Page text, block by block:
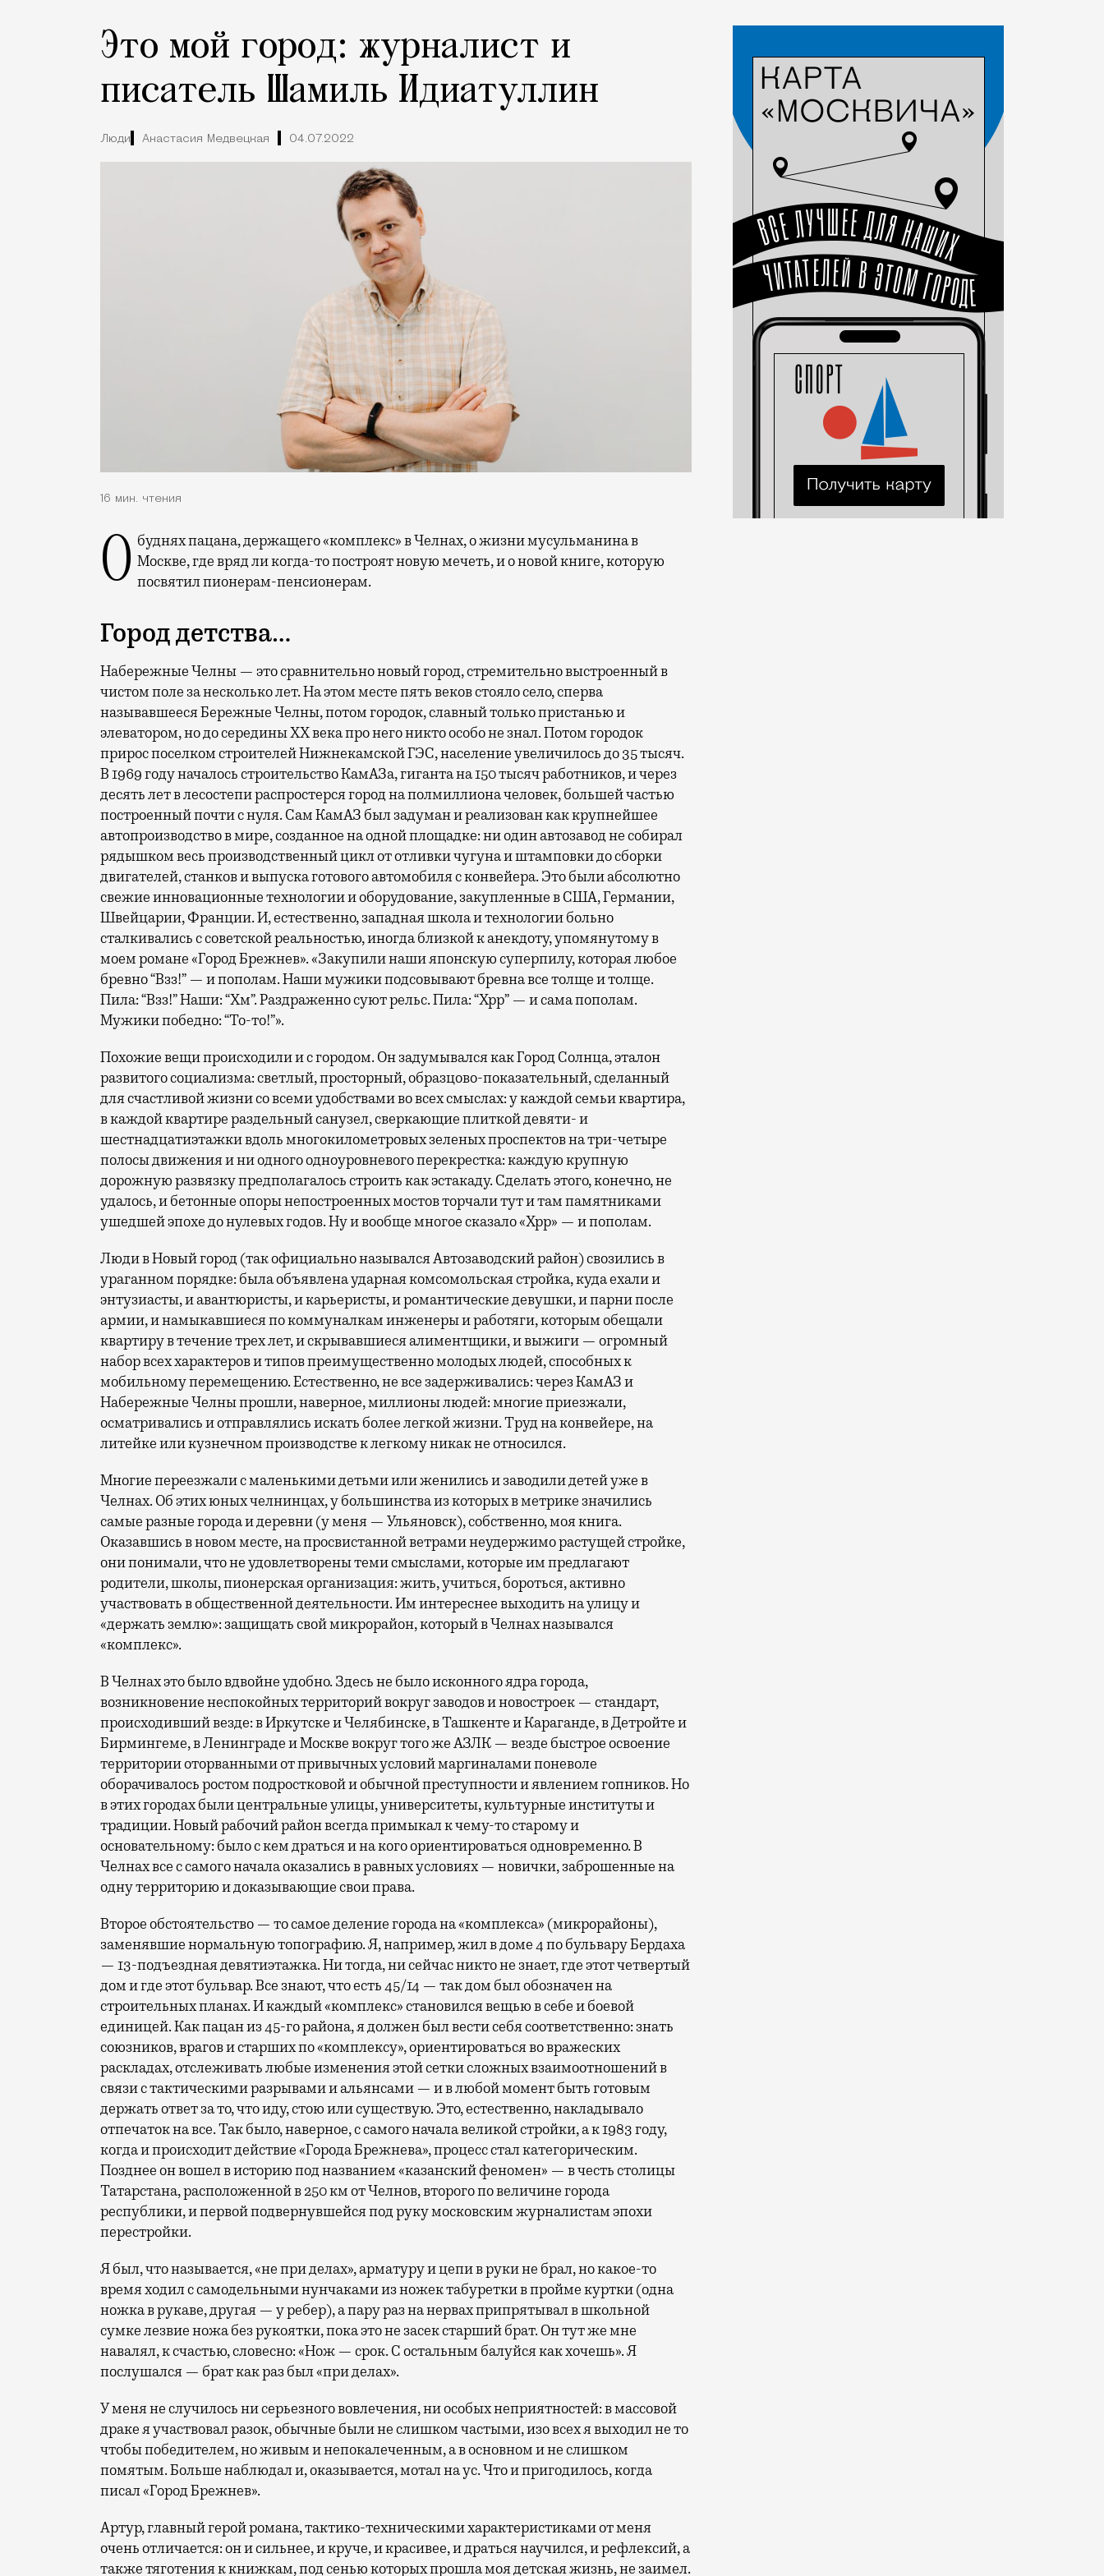
Это мой город: журналист и
писатель Шамиль Идиатуллин
Люди Анастасия Медвецкая 04.07.2022
16 мин. чтения
О буднях пацана, держащего «комплекс» в Челнах, о жизни мусульманина в Москве, где вряд ли когда-то построят новую мечеть, и о новой книге, которую
посвятил пионерам-пенсионерам.
Город детства…
Набережные Челны — это сравнительно новый город, стремительно выстроенный в
чистом поле за несколько лет. На этом месте пять веков стояло село, сперва
называвшееся Бережные Челны, потом городок, славный только пристанью и
элеватором, но до середины ХХ века про него никто особо не знал. Потом городок
прирос поселком строителей Нижнекамской ГЭС, население увеличилось до 35 тысяч.
В 1969 году началось строительство КамАЗа, гиганта на 150 тысяч работников, и через
десять лет в лесостепи распростерся город на полмиллиона человек, большей частью
построенный почти с нуля. Сам КамАЗ был задуман и реализован как крупнейшее
автопроизводство в мире, созданное на одной площадке: ни один автозавод не собирал
рядышком весь производственный цикл от отливки чугуна и штамповки до сборки
двигателей, станков и выпуска готового автомобиля с конвейера. Это были абсолютно
свежие инновационные технологии и оборудование, закупленные в США, Германии,
Швейцарии, Франции. И, естественно, западная школа и технологии больно
сталкивались с советской реальностью, иногда близкой к анекдоту, упомянутому в
моем романе «Город Брежнев». «Закупили наши японскую суперпилу, которая любое
бревно “Взз!” — и пополам. Наши мужики подсовывают бревна все толще и толще.
Пила: “Взз!” Наши: “Хм”. Раздраженно суют рельс. Пила: “Хрр” — и сама пополам.
Мужики победно: “То-то!”».
Похожие вещи происходили и с городом. Он задумывался как Город Солнца, эталон
развитого социализма: светлый, просторный, образцово-показательный, сделанный
для счастливой жизни со всеми удобствами во всех смыслах: у каждой семьи квартира,
в каждой квартире раздельный санузел, сверкающие плиткой девяти- и
шестнадцатиэтажки вдоль многокилометровых зеленых проспектов на три-четыре
полосы движения и ни одного одноуровневого перекрестка: каждую крупную
дорожную развязку предполагалось строить как эстакаду. Сделать этого, конечно, не
удалось, и бетонные опоры непостроенных мостов торчали тут и там памятниками
ушедшей эпохе до нулевых годов. Ну и вообще многое сказало «Хрр» — и пополам.
Люди в Новый город (так официально назывался Автозаводский район) свозились в
ураганном порядке: была объявлена ударная комсомольская стройка, куда ехали и
энтузиасты, и авантюристы, и карьеристы, и романтические девушки, и парни после
армии, и намыкавшиеся по коммуналкам инженеры и работяги, которым обещали
квартиру в течение трех лет, и скрывавшиеся алиментщики, и выжиги — огромный
набор всех характеров и типов преимущественно молодых людей, способных к
мобильному перемещению. Естественно, не все задерживались: через КамАЗ и
Набережные Челны прошли, наверное, миллионы людей: многие приезжали,
осматривались и отправлялись искать более легкой жизни. Труд на конвейере, на
литейке или кузнечном производстве к легкому никак не относился.
Многие переезжали с маленькими детьми или женились и заводили детей уже в
Челнах. Об этих юных челнинцах, у большинства из которых в метрике значились
самые разные города и деревни (у меня — Ульяновск), собственно, моя книга.
Оказавшись в новом месте, на просвистанной ветрами неудержимо растущей стройке,
они понимали, что не удовлетворены теми смыслами, которые им предлагают
родители, школы, пионерская организация: жить, учиться, бороться, активно
участвовать в общественной деятельности. Им интереснее выходить на улицу и
«держать землю»: защищать свой микрорайон, который в Челнах назывался
«комплекс».
В Челнах это было вдвойне удобно. Здесь не было исконного ядра города,
возникновение неспокойных территорий вокруг заводов и новостроек — стандарт,
происходивший везде: в Иркутске и Челябинске, в Ташкенте и Караганде, в Детройте и
Бирмингеме, в Ленинграде и Москве вокруг того же АЗЛК — везде быстрое освоение
территории оторванными от привычных условий маргиналами поневоле
оборачивалось ростом подростковой и обычной преступности и явлением гопников. Но
в этих городах были центральные улицы, университеты, культурные институты и
традиции. Новый рабочий район всегда примыкал к чему-то старому и
основательному: было с кем драться и на кого ориентироваться одновременно. В
Челнах все с самого начала оказались в равных условиях — новички, заброшенные на
одну территорию и доказывающие свои права.
Второе обстоятельство — то самое деление города на «комплекса» (микрорайоны),
заменявшие нормальную топографию. Я, например, жил в доме 4 по бульвару Бердаха
— 13-подъездная девятиэтажка. Ни тогда, ни сейчас никто не знает, где этот четвертый
дом и где этот бульвар. Все знают, что есть 45/14 — так дом был обозначен на
строительных планах. И каждый «комплекс» становился вещью в себе и боевой
единицей. Как пацан из 45-го района, я должен был вести себя соответственно: знать
союзников, врагов и старших по «комплексу», ориентироваться во вражеских
раскладах, отслеживать любые изменения этой сетки сложных взаимоотношений в
связи с тактическими разрывами и альянсами — и в любой момент быть готовым
держать ответ за то, что иду, стою или существую. Это, естественно, накладывало
отпечаток на все. Так было, наверное, с самого начала великой стройки, а к 1983 году,
когда и происходит действие «Города Брежнева», процесс стал категорическим.
Позднее он вошел в историю под названием «казанский феномен» — в честь столицы
Татарстана, расположенной в 250 км от Челнов, второго по величине города
республики, и первой подвернувшейся под руку московским журналистам эпохи
перестройки.
Я был, что называется, «не при делах», арматуру и цепи в руки не брал, но какое-то
время ходил с самодельными нунчаками из ножек табуретки в пройме куртки (одна
ножка в рукаве, другая — у ребер), а пару раз на нервах припрятывал в школьной
сумке лезвие ножа без рукоятки, пока это не засек старший брат. Он тут же мне
навалял, к счастью, словесно: «Нож — срок. С остальным балуйся как хочешь». Я
послушался — брат как раз был «при делах».
У меня не случилось ни серьезного вовлечения, ни особых неприятностей: в массовой
драке я участвовал разок, обычные были не слишком частыми, изо всех я выходил не то
чтобы победителем, но живым и непокалеченным, а в основном и не слишком
помятым. Больше наблюдал и, оказывается, мотал на ус. Что и пригодилось, когда
писал «Город Брежнев».
Артур, главный герой романа, тактико-техническими характеристиками от меня
очень отличается: он и сильнее, и круче, и красивее, и драться научился, и рефлексий, а
также тяготения к книжкам, под сенью которых прошла моя детская жизнь, не заимел.